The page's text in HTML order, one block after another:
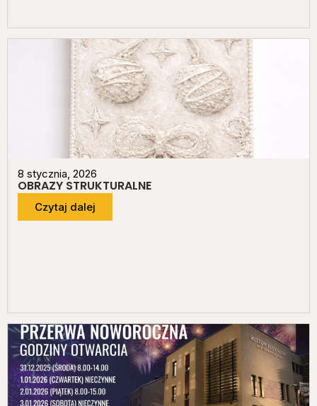
8 stycznia, 2026
OBRAZY STRUKTURALNE
Czytaj dalej